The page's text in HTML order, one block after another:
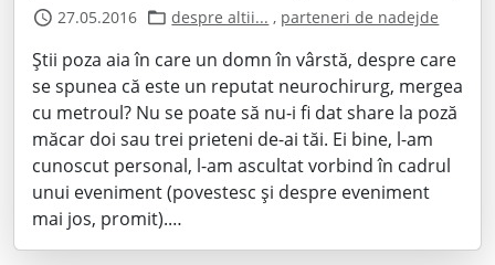
27.05.2016 despre altii... , parteneri de nadejde
Știi poza aia în care un domn în vârstă, despre care
se spunea că este un reputat neurochirurg, mergea
cu metroul? Nu se poate să nu-i fi dat share la poză
măcar doi sau trei prieteni de-ai tăi. Ei bine, l-am
cunoscut personal, l-am ascultat vorbind în cadrul
unui eveniment (povestesc și despre eveniment
mai jos, promit).…